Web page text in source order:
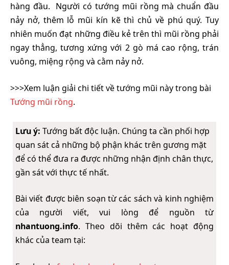
hàng đầu. Người có tướng mũi rồng mà chuẩn đầu
nảy nở, thêm lỗ mũi kín kẽ thì chủ về phú quý. Tuy
nhiên muốn đạt những điều kẻ trên thì mũi rồng phải
ngay thẳng, tương xứng với 2 gò má cao rộng, trán
vuông, miệng rộng và cằm nảy nở.
>>>Xem luận giải chi tiết về tướng mũi này trong bài
Tướng mũi rồng.
Lưu ý: Tướng bất độc luận. Chúng ta cần phối hợp
quan sát cả những bộ phận khác trên gương mặt
để có thể đưa ra được những nhận định chân thực,
gần sát với thực tế nhất.
Bài viết được biên soạn từ các sách và kinh nghiệm
của người viết, vui lòng để nguồn từ
nhantuong.info. Theo dõi thêm các hoạt động
khác của team tại: